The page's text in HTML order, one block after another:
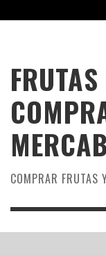
COMPRAR FRUTAS